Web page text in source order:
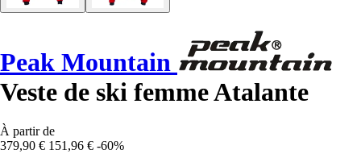
Peak Mountain
Veste de ski femme Atalante
À partir de
379,90 € 151,96 € -60%